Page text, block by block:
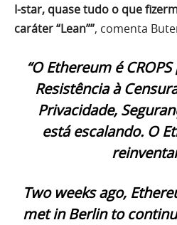
I-star, quase tudo o que
caráter “Lean””, comenta
“O Ethereum é
Resistência à
Privacidade,
está escalando. O
Two weeks ago,
met in Berlin to